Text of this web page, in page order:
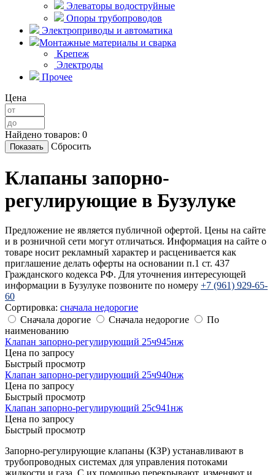
Элеваторы водоструйные
Опоры трубопроводов
Электроприводы и автоматика
Монтажные материалы и сварка
Крепеж
Электроды
Прочее
Цена
Найдено товаров: 0
Сбросить
Клапаны запорно-
регулирующие в Бузулуке
Предложение не является публичной офертой. Цены на сайте
и в розничной сети могут отличаться. Информация на сайте о
товаре носит рекламный характер и расценивается как
приглашение делать оферты на основании п.1 ст. 437
Гражданского кодекса РФ. Для уточнения интересующей
информации в Бузулуке позвоните по номеру +7 (961) 929-65-
60
Сортировка: cначала недорогие
Сначала дорогие
Сначала недорогие
По
наименованию
Клапан запорно-регулирующий 25ч945нж
Цена по запросу
Быстрый просмотр
Клапан запорно-регулирующий 25ч940нж
Цена по запросу
Быстрый просмотр
Клапан запорно-регулирующий 25с941нж
Цена по запросу
Быстрый просмотр
Запорно-регулирующие клапаны (КЗР) устанавливают в
трубопроводных системах для управления потоками
жидкости и газа. С их помощью перекрывают, изменяют и